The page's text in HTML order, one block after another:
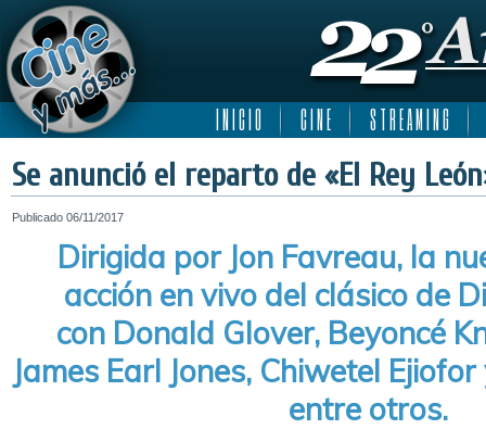
I N I C I O C I N E S T R E A M I N G
Se anunció el reparto de «El Rey
Publicado 06/11/2017
Dirigida por Jon Favreau, la
acción en vivo del clásico de
con Donald Glover, Beyoncé
James Earl Jones, Chiwetel
entre otros.